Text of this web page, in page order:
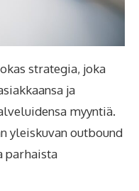
strategia, joka
ja
myyntiä.
yleiskuvan outbound
parhaista